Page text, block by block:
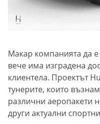
Макар компанията да
вече има изградена
клиентела. Проектът
тунерите, които
различни аеропакети
други актуални